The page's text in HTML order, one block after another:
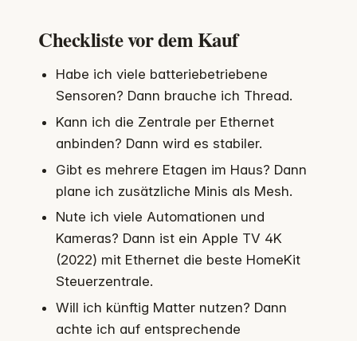
Checkliste vor dem Kauf
Habe ich viele batteriebetriebene
Sensoren? Dann brauche ich Thread.
Kann ich die Zentrale per Ethernet
anbinden? Dann wird es stabiler.
Gibt es mehrere Etagen im Haus? Dann
plane ich zusätzliche Minis als Mesh.
Nute ich viele Automationen und
Kameras? Dann ist ein Apple TV 4K
(2022) mit Ethernet die beste HomeKit
Steuerzentrale.
Will ich künftig Matter nutzen? Dann
achte ich auf entsprechende